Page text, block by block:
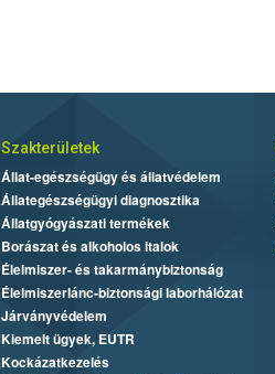
Szakterületek
Állat-egészségügy és állatvédelem
Állategészségügyi diagnosztika
Állatgyógyászati termékek
Borászat és alkoholos italok
Élelmiszer- és takarmánybiztonság
Élelmiszerlánc-biztonsági laborhálózat
Járványvédelem
Kiemelt ügyek, EUTR
Kockázatkezelés